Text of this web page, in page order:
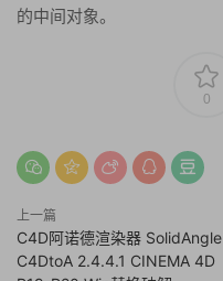
的中间对象。
0
上一篇
C4D阿诺德渲染器 SolidAngle
C4DtoA 2.4.4.1 CINEMA 4D